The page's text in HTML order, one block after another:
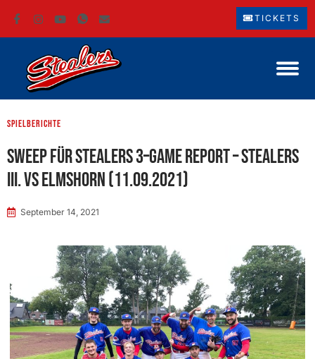
TICKETS
Spielberichte
Sweep für Stealers 3–Game report – Stealers
III. vs Elmshorn (11.09.2021)
September 14, 2021